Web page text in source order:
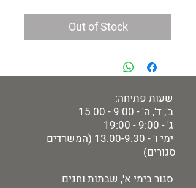
Out of Stock
שעות פתיחה:
ב', ד', ה' - 9:00 - 15:00
ג' - 9:00 - 19:00
ימי ו' - 13:00-9:30 (המשרדים
סגורים)
סגור בימי א', שבתות וחגים